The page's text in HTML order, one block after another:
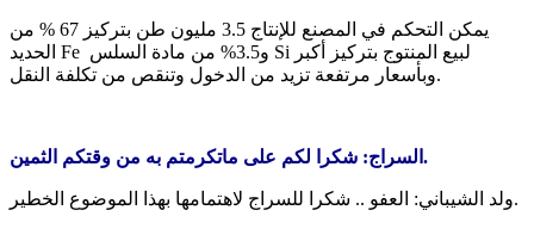
يمكن التحكم في المصنع للإنتاج 3.5 مليون طن بتركيز 67 % من
الحديد Fe و3.5% من مادة السلس Si لبيع المنتوج بتركيز أكبر
وبأسعار مرتفعة تزيد من الدخول وتنقص من تكلفة النقل.
السراج: شكرا لكم على ماتكرمتم به من وقتكم الثمين.
ولد الشيباني: العفو .. شكرا للسراج لاهتمامها بهذا الموضوع الخطير.